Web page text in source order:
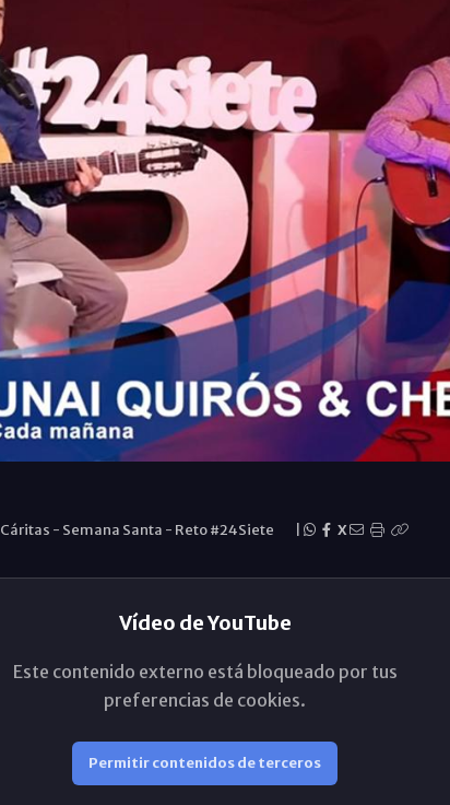
Cáritas - Semana Santa - Reto #24Siete X
Vídeo de YouTube
Este contenido externo está bloqueado por tus
preferencias de cookies.
Permitir contenidos de terceros